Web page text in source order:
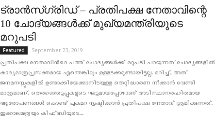
ട്രാന്‍സ്‌ഗ്രിഡ് – പ്രതിപക്ഷ നേതാവിന്റെ
10 ചോദ്യങ്ങള്‍ക്ക് മുഖ്യമന്ത്രിയുടെ
മറുപടി
Featured September 23, 2019
പ്രതിപക്ഷ നേതാവിന്‍റെ പത്ത് ചോദ്യങ്ങള്‍ക്ക് മറുപടി പറയുന്നത് ചോദ്യങ്ങളില്‍
കാര്യമാത്രപ്രസക്തമായ എന്തെങ്കിലും ഉള്ളടക്കമുണ്ടായിട്ടല്ല. മറിച്ച്, അത്
ജനമനസ്സുകളില്‍ ഉണ്ടാക്കിയേക്കാനിടയുള്ള തെറ്റിദ്ധാരണ നീക്കാന്‍ വേണ്ടി
മാത്രമാണ്. തെരഞ്ഞെടുപ്പുകളുടെ ഘട്ടമായപ്പോഴാണ് അടിസ്ഥാനരഹിതമായ
ആരോപണങ്ങള്‍ കൊണ്ട് പുകമറ സൃഷ്ടിക്കാന്‍ പ്രതിപക്ഷ നേതാവ് ശ്രമിക്കുന്നത്.
ഇക്കാലമത്രയും കിഫ്ബിയുടെ...